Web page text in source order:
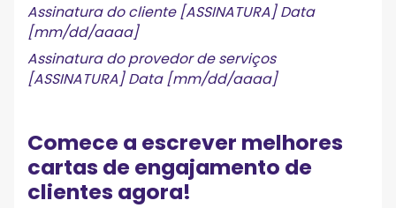
Assinatura do cliente [ASSINATURA] Data
[mm/dd/aaaa]
Assinatura do provedor de serviços
[ASSINATURA] Data [mm/dd/aaaa]
Comece a escrever melhores
cartas de engajamento de
clientes agora!